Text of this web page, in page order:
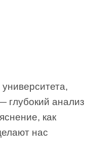
глубокий анализ
как
нас